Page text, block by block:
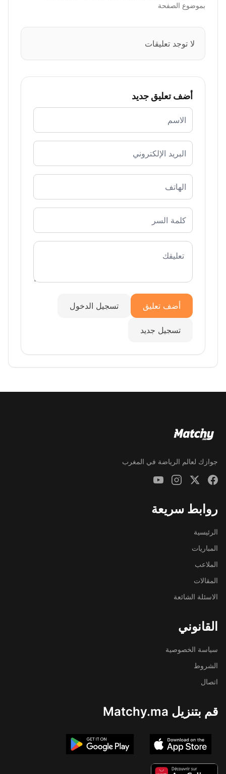
بموضوع الصفحة
لا توجد تعليقات
أضف تعليق جديد
أضف تعليق تسجيل الدخول
تسجيل جديد
جوازك لعالم الرياضة في المغرب
روابط سريعة
الرئيسية
المباريات
الملاعب
المقالات
الاسئلة الشائعة
القانوني
سياسة الخصوصية
الشروط
اتصال
قم بتنزيل Matchy.ma